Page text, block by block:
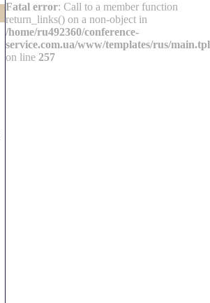
Fatal error: Call to a member function
return_links() on a non-object in
/home/ru492360/conference-
service.com.ua/www/templates/rus/main.tpl
on line 257